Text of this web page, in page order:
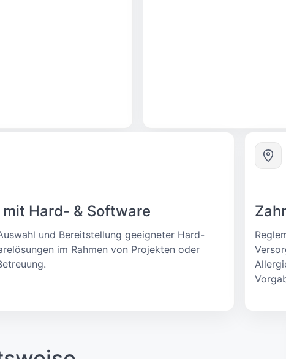
mit Hard- & Software
und Bereitstellung geeigneter Hard-
im Rahmen von Projekten oder